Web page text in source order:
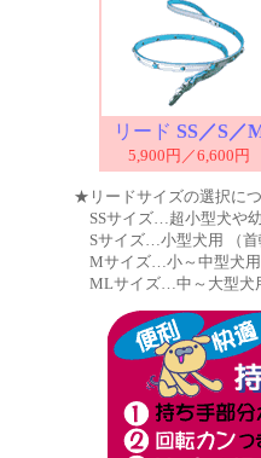
リード SS／S／
5,900円 ／6,600円
★リードサイズの選択に
SSサイズ…超小型犬や
Sサイズ…小型犬用 （首
Mサイズ…小～中型犬用
MLサイズ…中～大型犬